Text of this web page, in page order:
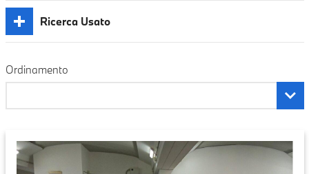
Ordinamento
Ricerca Usato